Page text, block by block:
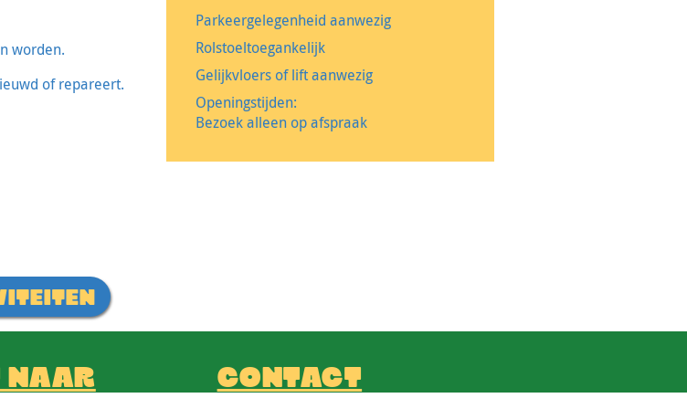
worden.
of repareert.
Parkeergelegenheid aanwezig
Rolstoeltoegankelijk
Gelijkvloers of lift aanwezig
Openingstijden:
Bezoek alleen op afspraak
NAAR CONTACT